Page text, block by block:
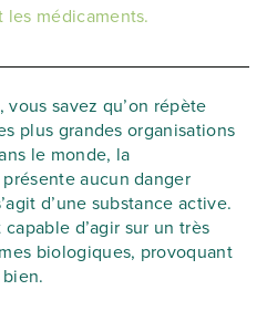
les médicaments.
savez qu’on répète
plus grandes organisations
le monde, la
aucun danger
d’une substance active.
d’agir sur un très
biologiques, provoquant